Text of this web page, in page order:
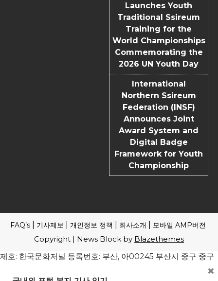
Launches Youth
Traditional Ssireum
Training for the
World Championships
Commemorating the
2026 UN Youth Day
International
Northern Ssireum
Federation (INSF)
Announces Joint
Award System and
Digital Badge
Framework for Youth
Championship
FAQ’s 기사제보 개인정보 정책 회사소개 모바일 AMP버전
Copyright | News Block by Blazethemes
제호: 한국문화저널 등록번호: 부산, 아00245 부산시 중구 중구
로 61 4F 전관 편집인(청소년보호책임자): 송기송 대표전화: 051
×